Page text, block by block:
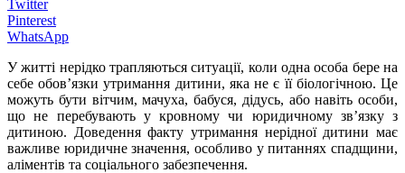
Twitter
Pinterest
WhatsApp
У житті нерідко трапляються ситуації, коли одна особа бере на
себе обов’язки утримання дитини, яка не є її біологічною. Це
можуть бути вітчим, мачуха, бабуся, дідусь, або навіть особи,
що не перебувають у кровному чи юридичному зв’язку з
дитиною. Доведення факту утримання нерідної дитини має
важливе юридичне значення, особливо у питаннях спадщини,
аліментів та соціального забезпечення.